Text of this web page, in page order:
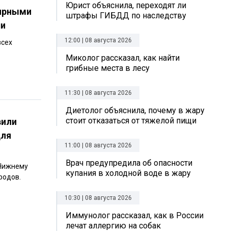
Юрист объяснила, переходят ли
штрафы ГИБДД по наследству
12:00 | 08 августа 2026
Миколог рассказал, как найти
грибные места в лесу
11:30 | 08 августа 2026
Диетолог объяснила, почему в жару
стоит отказаться от тяжелой пищи
11:00 | 08 августа 2026
Врач предупредила об опасности
купания в холодной воде в жару
10:30 | 08 августа 2026
Иммунолог рассказал, как в России
лечат аллергию на собак